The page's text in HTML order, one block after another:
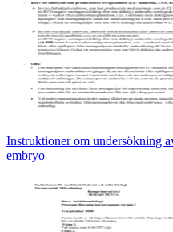
Instruktioner om undersökning
embryo